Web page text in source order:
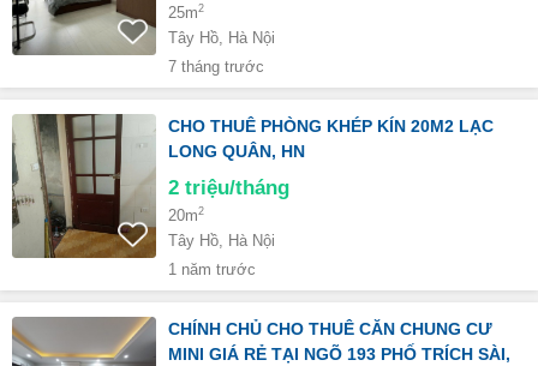
25m2
Tây Hồ, Hà Nội
7 tháng trước
CHO THUÊ PHÒNG KHÉP KÍN 20M2 LẠC
LONG QUÂN, HN
2 triệu/tháng
20m2
Tây Hồ, Hà Nội
1 năm trước
CHÍNH CHỦ CHO THUÊ CĂN CHUNG CƯ
MINI GIÁ RẺ TẠI NGÕ 193 PHỐ TRÍCH SÀI,